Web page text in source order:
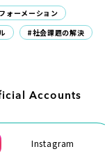
ォーメーション
#社会課題の解決
Accounts
Instagram